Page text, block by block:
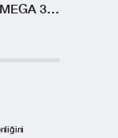
Docho Kedi ve Köpekler İçin OMEGA 3 ve 6 İçerikli Balık Yağı 200 ML